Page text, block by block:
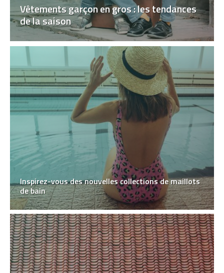
Vêtements garçon en gros : les tendances
de la saison
Inspirez-vous des nouvelles collections de maillots
de bain